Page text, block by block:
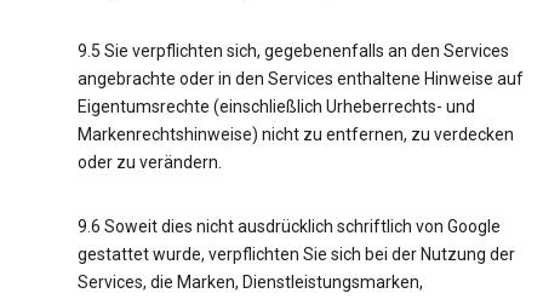
9.5 Sie verpflichten sich, gegebenenfalls an den Services
angebrachte oder in den Services enthaltene Hinweise auf
Eigentumsrechte (einschließlich Urheberrechts- und
Markenrechtshinweise) nicht zu entfernen, zu verdecken
oder zu verändern.
9.6 Soweit dies nicht ausdrücklich schriftlich von Google
gestattet wurde, verpflichten Sie sich bei der Nutzung der
Services, die Marken, Dienstleistungsmarken,